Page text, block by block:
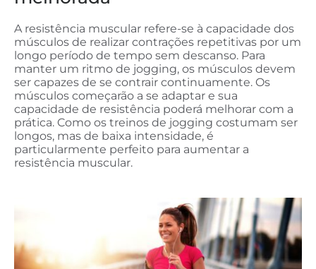
A resistência muscular refere-se à capacidade dos
músculos de realizar contrações repetitivas por um
longo período de tempo sem descanso. Para
manter um ritmo de jogging, os músculos devem
ser capazes de se contrair continuamente. Os
músculos começarão a se adaptar e sua
capacidade de resistência poderá melhorar com a
prática. Como os treinos de jogging costumam ser
longos, mas de baixa intensidade, é
particularmente perfeito para aumentar a
resistência muscular.